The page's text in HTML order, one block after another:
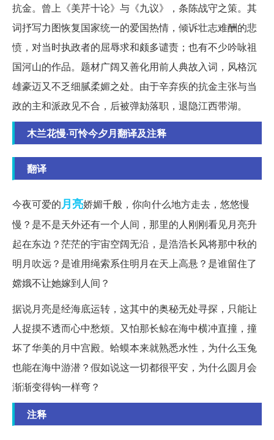
抗金。曾上《美芹十论》与《九议》，条陈战守之策。其
词抒写力图恢复国家统一的爱国热情，倾诉壮志难酬的悲
愤，对当时执政者的屈辱求和颇多谴责；也有不少吟咏祖
国河山的作品。题材广阔又善化用前人典故入词，风格沉
雄豪迈又不乏细腻柔媚之处。由于辛弃疾的抗金主张与当
政的主和派政见不合，后被弹劾落职，退隐江西带湖。
木兰花慢·可怜今夕月翻译及注释
翻译
今夜可爱的月亮娇媚千般，你向什么地方走去，悠悠慢
慢？是不是天外还有一个人间，那里的人刚刚看见月亮升
起在东边？茫茫的宇宙空阔无沿，是浩浩长风将那中秋的
明月吹远？是谁用绳索系住明月在天上高悬？是谁留住了
嫦娥不让她嫁到人间？
据说月亮是经海底运转，这其中的奥秘无处寻探，只能让
人捉摸不透而心中愁烦。又怕那长鲸在海中横冲直撞，撞
坏了华美的月中宫殿。蛤蟆本来就熟悉水性，为什么玉兔
也能在海中游潜？假如说这一切都很平安，为什么圆月会
渐渐变得钩一样弯？
注释